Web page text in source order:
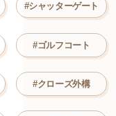
#シャッターゲート
#ゴルフコート
#クローズ外構